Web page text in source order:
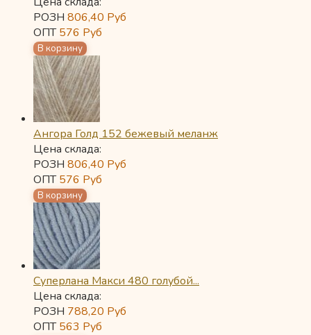
РОЗН 806,40 Руб
ОПТ576 Руб
Ангора Голд 152 бежевый меланж
Цена склада:
РОЗН 806,40 Руб
ОПТ576 Руб
Суперлана Макси 480 голубой...
Цена склада:
РОЗН 788,20 Руб
ОПТ563 Руб